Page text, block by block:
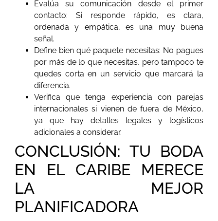
Evalúa su comunicación desde el primer
contacto: Si responde rápido, es clara,
ordenada y empática, es una muy buena
señal.
Define bien qué paquete necesitas: No pagues
por más de lo que necesitas, pero tampoco te
quedes corta en un servicio que marcará la
diferencia.
Verifica que tenga experiencia con parejas
internacionales si vienen de fuera de México,
ya que hay detalles legales y logísticos
adicionales a considerar.
CONCLUSIÓN: TU BODA
EN EL CARIBE MERECE
LA MEJOR
PLANIFICADORA